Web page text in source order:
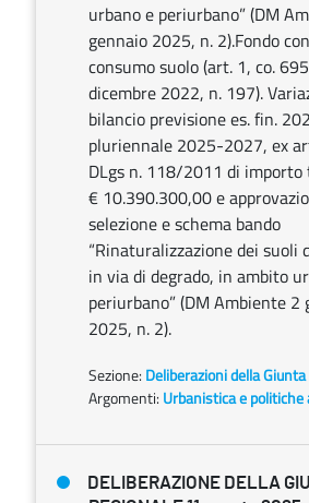
urbano e periurbano” (DM
gennaio 2025, n. 2).Fondo
consumo suolo (art. 1, co.
dicembre 2022, n. 197).
bilancio previsione es. fin.
pluriennale 2025-2027, ex
DLgs n. 118/2011 di
€ 10.390.300,00 e
selezione e schema bando
“Rinaturalizzazione dei suoli
in via di degrado, in ambito
periurbano” (DM Ambiente 2
2025, n. 2).
Sezione: Deliberazioni della
Argomenti: Urbanistica e
DELIBERAZIONE DELLA